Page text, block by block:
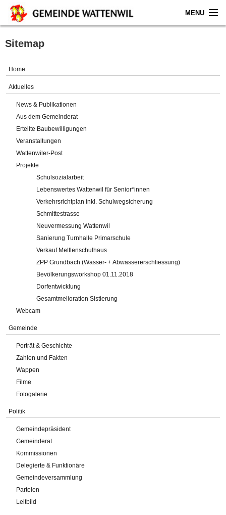
MENU
Home
Gemeinde
Verwaltung
Online-Service
Impressum
Sitemap
Home
Aktuelles
News & Publikationen
Aus dem Gemeinderat
Erteilte Baubewilligungen
Veranstaltungen
Wattenwiler-Post
Projekte
Schulsozialarbeit
Lebenswertes Wattenwil für Senior*innen
Verkehrsrichtplan inkl. Schulwegsicherung
Schmittestrasse
Neuvermessung Wattenwil
Sanierung Turnhalle Primarschule
Verkauf Mettlenschulhaus
ZPP Grundbach (Wasser- + Abwassererschliessung)
Bevölkerungsworkshop 01.11.2018
Dorfentwicklung
Gesamtmelioration Sistierung
Webcam
Gemeinde
Porträt & Geschichte
Zahlen und Fakten
Wappen
Filme
Fotogalerie
Politik
Gemeindepräsident
Gemeinderat
Kommissionen
Delegierte & Funktionäre
Gemeindeversammlung
Parteien
Leitbild